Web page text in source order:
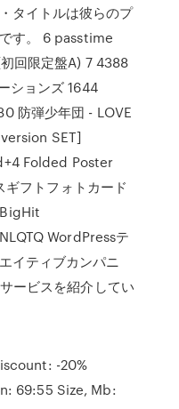
タイトルは彼らのプ
す。 6 passtime
回限定盤A) 7 4388
ションズ 1644
防弾少年団 - LOVE
SET]
Folded Poster
ギフトフォトカード
WordPressテ
イティブカンパニ
ービスを紹介してい
-20%
69:55 Size, Mb: